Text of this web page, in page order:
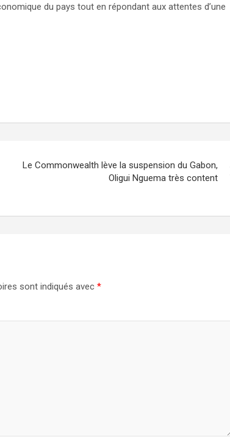
du pays tout en répondant aux attentes d’une
Le Commonwealth lève la suspension du Gabon,
Oligui Nguema très content
sont indiqués avec *